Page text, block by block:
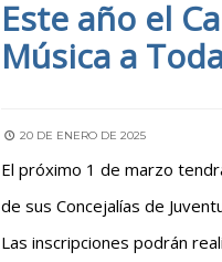
Este año el
Música a
20 DE ENERO DE 2025
El próximo 1 de marzo
de sus Concejalías de
Las inscripciones podrán